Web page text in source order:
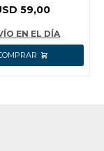
CGSLI2058 SIN
59,00
EN EL DÍA